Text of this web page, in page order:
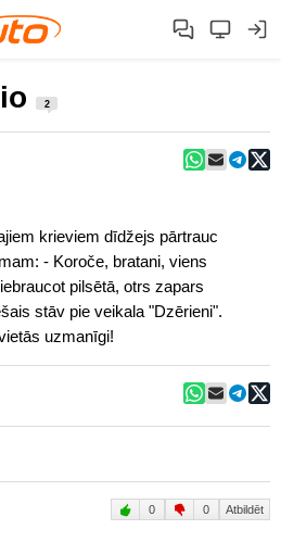
2
krieviem dīdžejs pārtrauc
viens
pilsētā, otrs zapars
stāv pie veikala "Dzērieni".
uzmanīgi!
0 0 Atbildēt